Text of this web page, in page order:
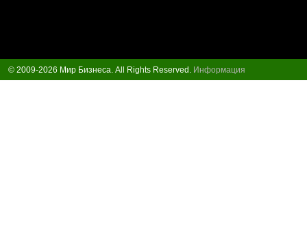
© 2009-2026 Мир Бизнеса. All Rights Reserved. Информация